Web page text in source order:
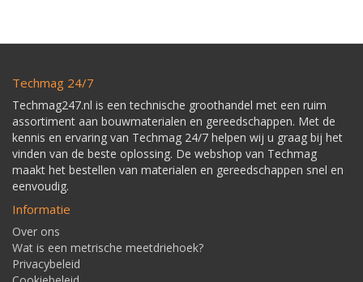
Techmag 24/7
Techmag247.nl is een technische groothandel met een ruim
assortiment aan bouwmaterialen en gereedschappen. Met de
kennis en ervaring van Techmag 24/7 helpen wij u graag bij het
vinden van de beste oplossing. De webshop van Techmag
maakt het bestellen van materialen en gereedschappen snel en
eenvoudig.
Informatie
Over ons
Wat is een metrische meetdriehoek?
Privacybeleid